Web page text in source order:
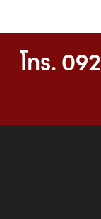
โทร.